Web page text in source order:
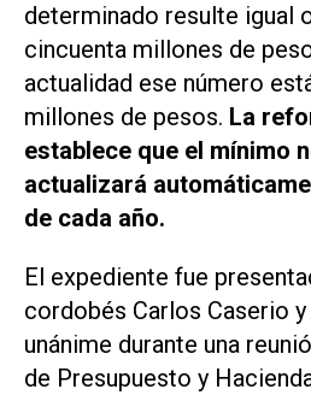
determinado resulte igual
cincuenta millones de
actualidad ese número
millones de pesos. La
establece que el mínimo
actualizará
de cada año.
El expediente fue
cordobés Carlos Caserio
unánime durante una
de Presupuesto y